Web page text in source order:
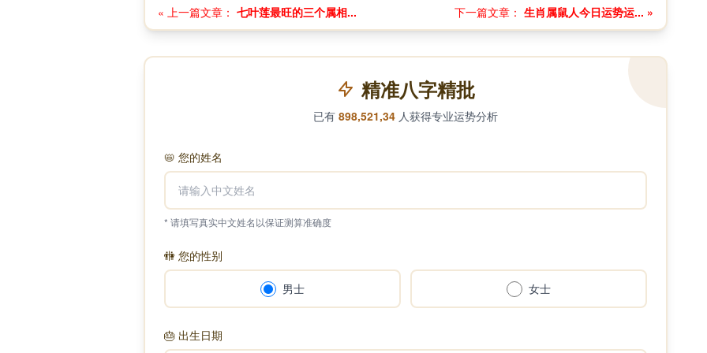
« 上一篇文章： 七叶莲最旺的三个属相... 下一篇文章： 生肖属鼠人今日运势运... »
精准八字精批
已有 898,521,34 人获得专业运势分析
📛 您的姓名
* 请填写真实中文姓名以保证测算准确度
🚻 您的性别
男士 女士
🎂 出生日期